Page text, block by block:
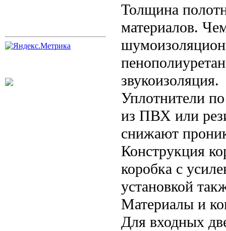
Толщина
материалов.
звукоизоляция.
Уплотнители
из ПВХ или
снижают
Конструкция
коробка с
установкой
Материалы и
Для входных